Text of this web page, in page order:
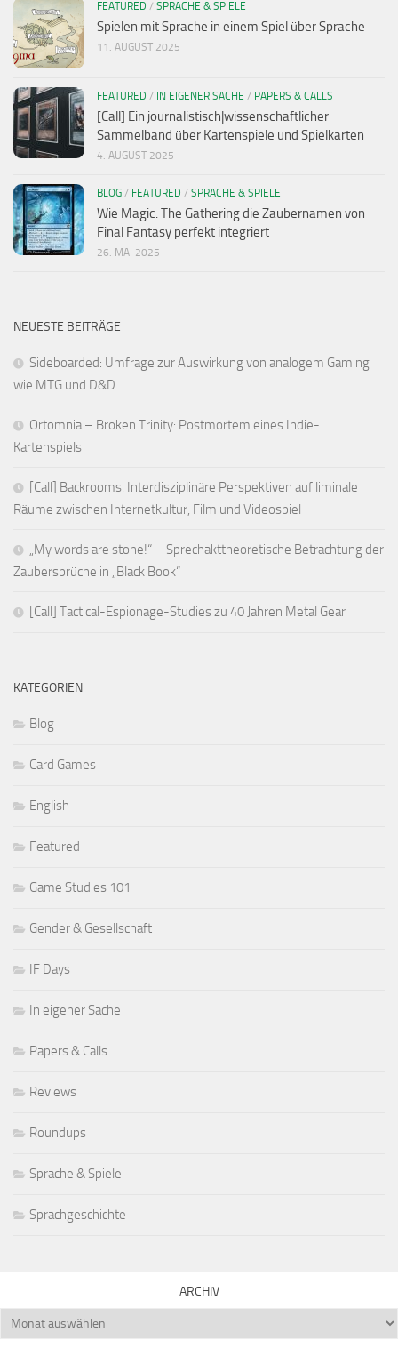
FEATURED / SPRACHE & SPIELE
Spielen mit Sprache in einem Spiel über Sprache
11. AUGUST 2025
FEATURED / IN EIGENER SACHE / PAPERS & CALLS
[Call] Ein journalistisch|wissenschaftlicher
Sammelband über Kartenspiele und Spielkarten
4. AUGUST 2025
BLOG / FEATURED / SPRACHE & SPIELE
Wie Magic: The Gathering die Zaubernamen von
Final Fantasy perfekt integriert
26. MAI 2025
NEUESTE BEITRÄGE
Sideboarded: Umfrage zur Auswirkung von analogem Gaming
wie MTG und D&D
Ortomnia – Broken Trinity: Postmortem eines Indie-
Kartenspiels
[Call] Backrooms. Interdisziplinäre Perspektiven auf liminale
Räume zwischen Internetkultur, Film und Videospiel
„My words are stone!“ – Sprechakttheoretische Betrachtung der
Zaubersprüche in „Black Book“
[Call] Tactical-Espionage-Studies zu 40 Jahren Metal Gear
KATEGORIEN
Blog
Card Games
English
Featured
Game Studies 101
Gender & Gesellschaft
IF Days
In eigener Sache
Papers & Calls
Reviews
Roundups
Sprache & Spiele
Sprachgeschichte
ARCHIV
Archiv